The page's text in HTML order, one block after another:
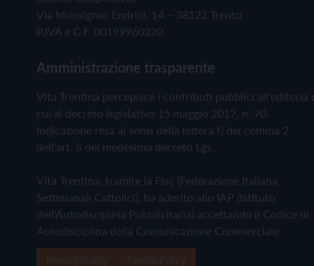
Via Monsignor Endrici, 14 – 38122 Trento
P.IVA e C.F. 00199960220
Amministrazione trasparente
Vita Trentina percepisce i contributi pubblici all'editoria
cui al decreto legislativo 15 maggio 2017, n. 70.
Indicazione resa ai sensi della lettera f) del comma 2
dell'art. 5 del medesimo decreto Lgs.
Vita Trentina, tramite la Fisc (Federazione Italiana
Settimanali Cattolici), ha aderito allo IAP (Istituto
dell'Autodisciplina Pubblicitaria) accettando il Codice di
Autodisciplina della Comunicazione Commerciale